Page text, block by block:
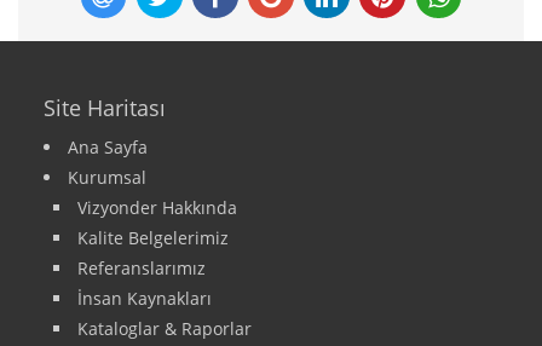
Site Haritası
Ana Sayfa
Kurumsal
Vizyonder Hakkında
Kalite Belgelerimiz
Referanslarımız
İnsan Kaynakları
Kataloglar & Raporlar